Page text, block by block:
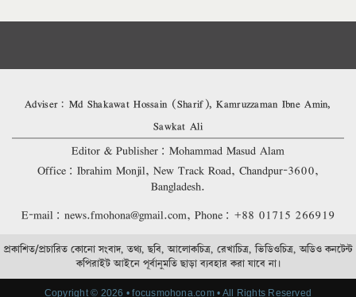
Adviser: Md Shakawat Hossain (Sharif), Kamruzzaman Ibne Amin,
Sawkat Ali
Editor & Publisher: Mohammad Masud Alam
Office: Ibrahim Monjil, New Track Road, Chandpur-3600,
Bangladesh.
E-mail: news.fmohona@gmail.com, Phone: +88 01715 266919
প্রকাশিত/প্রচারিত কোনো সংবাদ, তথ্য, ছবি, আলোকচিত্র, রেখাচিত্র, ভিডিওচিত্র, অডিও কনটেন্ট
কপিরাইট আইনে পূর্বানুমতি ছাড়া ব্যবহার করা যাবে না।
Copyright © 2026 • focusmohona.com • All Rights Reserved